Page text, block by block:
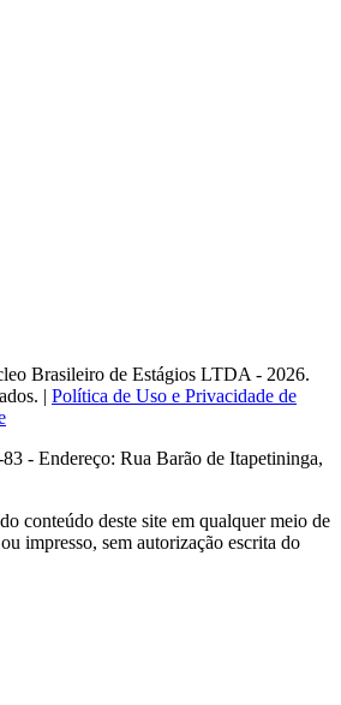
Brasileiro de Estágios LTDA - 2026.
| Política de Uso e Privacidade de
- Endereço: Rua Barão de Itapetininga,
conteúdo deste site em qualquer meio de
impresso, sem autorização escrita do